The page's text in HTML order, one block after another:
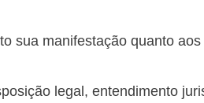
sua manifestação quanto
legal, entendimento